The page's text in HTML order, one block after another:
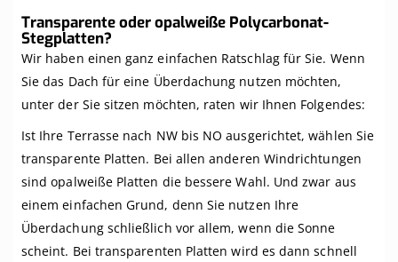
Transparente oder opalweiße Polycarbonat-
Stegplatten?
Wir haben einen ganz einfachen Ratschlag für Sie. Wenn
Sie das Dach für eine Überdachung nutzen möchten,
unter der Sie sitzen möchten, raten wir Ihnen Folgendes:
Ist Ihre Terrasse nach NW bis NO ausgerichtet, wählen Sie
transparente Platten. Bei allen anderen Windrichtungen
sind opalweiße Platten die bessere Wahl. Und zwar aus
einem einfachen Grund, denn Sie nutzen Ihre
Überdachung schließlich vor allem, wenn die Sonne
scheint. Bei transparenten Platten wird es dann schnell